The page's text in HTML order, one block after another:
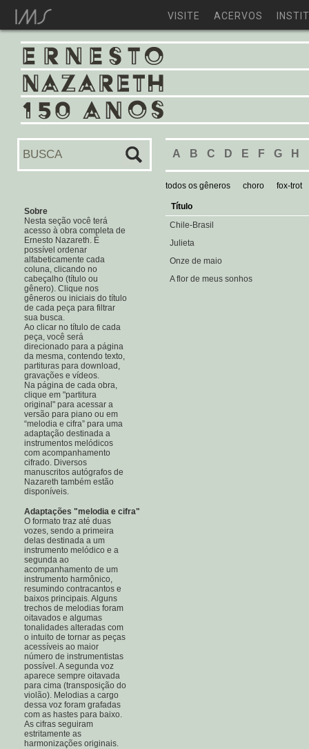
VISITE ACERVOS
Sobre
Nesta seção você terá
acesso à obra completa de
Ernesto Nazareth. É
possível ordenar
alfabeticamente cada
coluna, clicando no
cabeçalho (título ou
gênero). Clique nos
gêneros ou iniciais do título
de cada peça para filtrar
sua busca.
Ao clicar no título de cada
peça, você será
direcionado para a página
da mesma, contendo texto,
partituras para download,
gravações e vídeos.
Na página de cada obra,
clique em "partitura
original" para acessar a
versão para piano ou em
“melodia e cifra” para uma
adaptação destinada a
instrumentos melódicos
com acompanhamento
cifrado. Diversos
manuscritos autógrafos de
Nazareth também estão
disponíveis.
Adaptações "melodia e cifra"
O formato traz até duas
vozes, sendo a primeira
delas destinada a um
instrumento melódico e a
segunda ao
acompanhamento de um
instrumento harmônico,
resumindo contracantos e
baixos principais. Alguns
trechos de melodias foram
oitavados e algumas
tonalidades alteradas com
o intuito de tornar as peças
acessíveis ao maior
número de instrumentistas
possível. A segunda voz
aparece sempre oitavada
para cima (transposição do
violão). Melodias a cargo
dessa voz foram grafadas
com as hastes para baixo.
As cifras seguiram
estritamente as
harmonizações originais.
A B C D E F G H
todos os gêneros choro fox-trot
Título
Chile-Brasil
Julieta
Onze de maio
A flor de meus sonhos